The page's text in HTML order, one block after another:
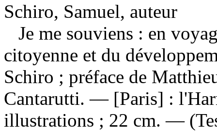
Schiro, Samuel, auteur
Je me souviens : en
citoyenne et du
Schiro ; préface de
Cantarutti. — [Paris] :
illustrations ; 22 cm. —